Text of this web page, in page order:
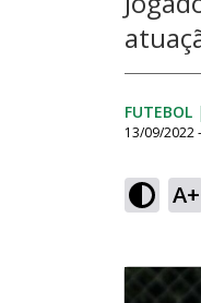
FUTEBOL |
13/09/2022
A+